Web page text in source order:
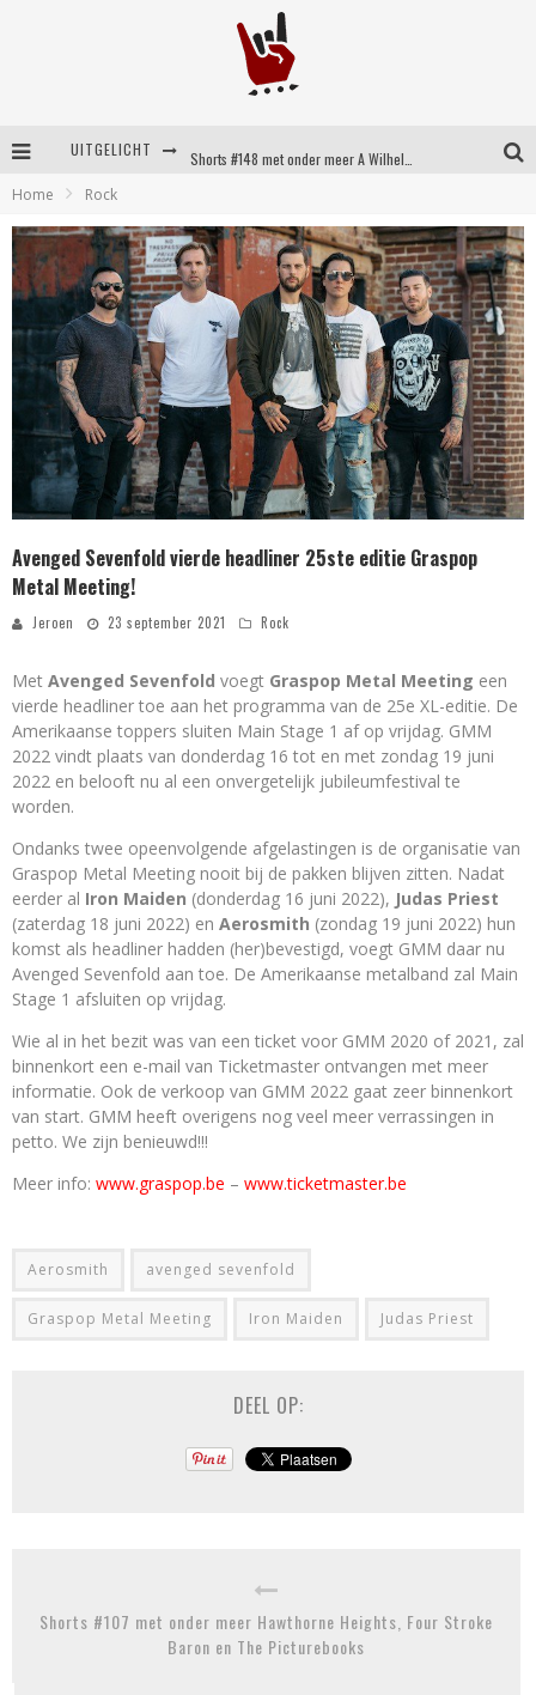
UITGELICHT
Britse emorockers van Basement maken tweede comeback met het indrukwekkende ‘Wired’
Shorts #149 met onder meer No Cure, Eva Under Fire, The Hu en Sleeping With Sirens
Home Rock
Avenged Sevenfold vierde headliner 25ste editie Graspop
Metal Meeting!
Jeroen 23 september 2021 Rock
Met Avenged Sevenfold voegt Graspop Metal Meeting een
vierde headliner toe aan het programma van de 25e XL-editie. De
Amerikaanse toppers sluiten Main Stage 1 af op vrijdag. GMM
2022 vindt plaats van donderdag 16 tot en met zondag 19 juni
2022 en belooft nu al een onvergetelijk jubileumfestival te
worden.
Ondanks twee opeenvolgende afgelastingen is de organisatie van
Graspop Metal Meeting nooit bij de pakken blijven zitten. Nadat
eerder al Iron Maiden (donderdag 16 juni 2022), Judas Priest
(zaterdag 18 juni 2022) en Aerosmith (zondag 19 juni 2022) hun
komst als headliner hadden (her)bevestigd, voegt GMM daar nu
Avenged Sevenfold aan toe. De Amerikaanse metalband zal Main
Stage 1 afsluiten op vrijdag.
Wie al in het bezit was van een ticket voor GMM 2020 of 2021, zal
binnenkort een e-mail van Ticketmaster ontvangen met meer
informatie. Ook de verkoop van GMM 2022 gaat zeer binnenkort
van start. GMM heeft overigens nog veel meer verrassingen in
petto. We zijn benieuwd!!!
Meer info: www.graspop.be – www.ticketmaster.be
Aerosmith avenged sevenfold
Graspop Metal Meeting Iron Maiden Judas Priest
DEEL OP:
Shorts #107 met onder meer Hawthorne Heights, Four Stroke
Baron en The Picturebooks